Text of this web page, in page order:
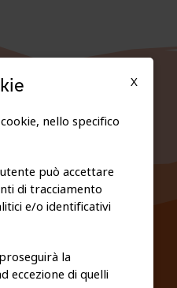
POLICY
X
nello specifico
può accettare
di tracciamento
e/o identificativi
la
eccezione di quelli